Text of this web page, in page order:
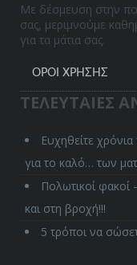
Με δέσμευση στην
σας, μεριμνούμε
για τα μάτια σας.
ΌΡΟΙ ΧΡΉΣΗΣ
ΤΕΛΕΥΤΑΙΕΣ
Ευχηθείτε
για το καλό… των
Πολωτικοί
και στη βροχή!!!
5 τρόποι να